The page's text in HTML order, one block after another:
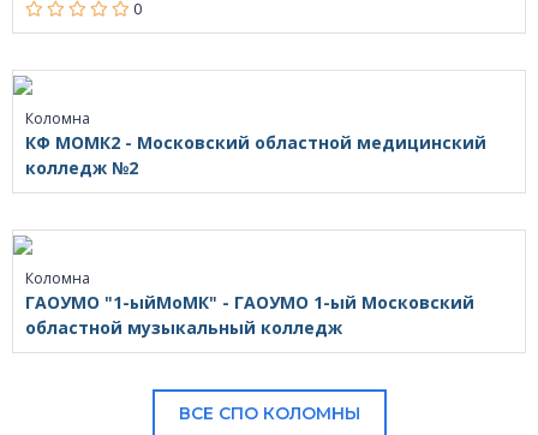
0
Коломна
КФ МОМК2 - Московский областной медицинский
колледж №2
Коломна
ГАОУМО "1-ыйМоМК" - ГАОУМО 1-ый Московский
областной музыкальный колледж
ВСЕ СПО КОЛОМНЫ